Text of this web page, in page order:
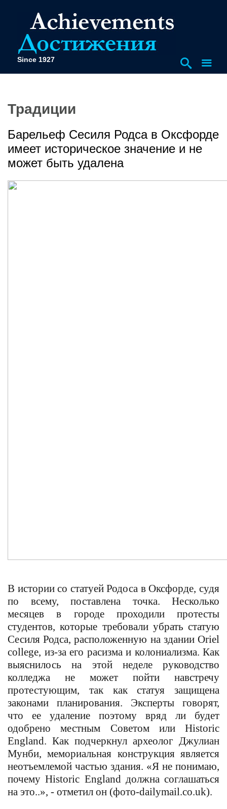
Since 1927
Традиции
Барельеф Сесиля Родса в Оксфорде
имеет историческое значение и не
может быть удалена
В истории со статуей Родоса в Оксфорде, судя
по всему, поставлена точка. Несколько
месяцев в городе проходили протесты
студентов, которые требовали убрать статую
Сесиля Родса, расположенную на здании Oriel
college, из-за его расизма и колониализма. Как
выяснилось на этой неделе руководство
колледжа не может пойти навстречу
протестующим, так как статуя защищена
законами планирования. Эксперты говорят,
что ее удаление поэтому вряд ли будет
одобрено местным Советом или Historic
England. Как подчеркнул археолог Джулиан
Мунби, мемориальная конструкция является
неотъемлемой частью здания. «Я не понимаю,
почемуHistoric England должна соглашаться
на это..», - отметил он (фото-dailymail.co.uk).